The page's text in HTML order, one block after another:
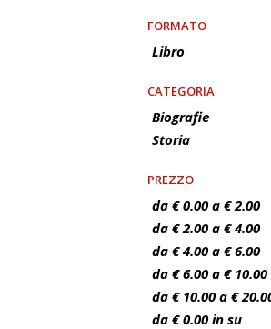
FORMATO
Libro
CATEGORIA
Biografie
Storia
PREZZO
da € 0.00 a € 2.00
da € 2.00 a € 4.00
da € 4.00 a € 6.00
da € 6.00 a € 10.00
da € 10.00 a €
da € 0.00 in su